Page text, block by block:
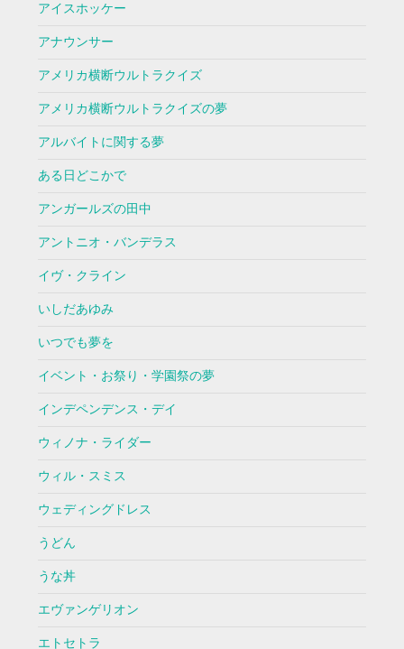
アイスホッケー
アナウンサー
アメリカ横断ウルトラクイズ
アメリカ横断ウルトラクイズの夢
アルバイトに関する夢
ある日どこかで
アンガールズの田中
アントニオ・バンデラス
イヴ・クライン
いしだあゆみ
いつでも夢を
イベント・お祭り・学園祭の夢
インデペンデンス・デイ
ウィノナ・ライダー
ウィル・スミス
ウェディングドレス
うどん
うな丼
エヴァンゲリオン
エトセトラ